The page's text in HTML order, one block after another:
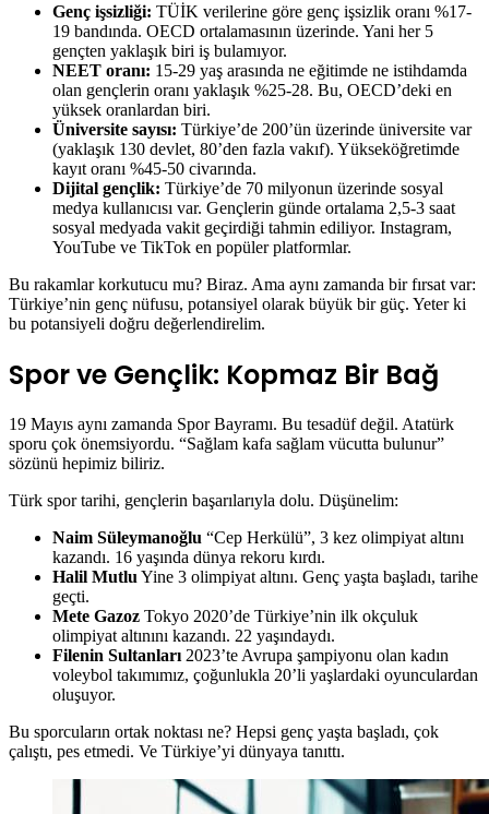
Genç işsizliği: TÜİK verilerine göre genç işsizlik oranı %17-
19 bandında. OECD ortalamasının üzerinde. Yani her 5
gençten yaklaşık biri iş bulamıyor.
NEET oranı: 15-29 yaş arasında ne eğitimde ne istihdamda
olan gençlerin oranı yaklaşık %25-28. Bu, OECD’deki en
yüksek oranlardan biri.
Üniversite sayısı: Türkiye’de 200’ün üzerinde üniversite var
(yaklaşık 130 devlet, 80’den fazla vakıf). Yükseköğretimde
kayıt oranı %45-50 civarında.
Dijital gençlik: Türkiye’de 70 milyonun üzerinde sosyal
medya kullanıcısı var. Gençlerin günde ortalama 2,5-3 saat
sosyal medyada vakit geçirdiği tahmin ediliyor. Instagram,
YouTube ve TikTok en popüler platformlar.
Bu rakamlar korkutucu mu? Biraz. Ama aynı zamanda bir fırsat var:
Türkiye’nin genç nüfusu, potansiyel olarak büyük bir güç. Yeter ki
bu potansiyeli doğru değerlendirelim.
Spor ve Gençlik: Kopmaz Bir Bağ
19 Mayıs aynı zamanda Spor Bayramı. Bu tesadüf değil. Atatürk
sporu çok önemsiyordu. “Sağlam kafa sağlam vücutta bulunur”
sözünü hepimiz biliriz.
Türk spor tarihi, gençlerin başarılarıyla dolu. Düşünelim:
Naim Süleymanoğlu “Cep Herkülü”, 3 kez olimpiyat altını
kazandı. 16 yaşında dünya rekoru kırdı.
Halil MutluYine 3 olimpiyat altını. Genç yaşta başladı, tarihe
geçti.
Mete Gazoz Tokyo 2020’de Türkiye’nin ilk okçuluk
olimpiyat altınını kazandı. 22 yaşındaydı.
Filenin Sultanları2023’te Avrupa şampiyonu olan kadın
voleybol takımımız, çoğunlukla 20’li yaşlardaki oyunculardan
oluşuyor.
Bu sporcuların ortak noktası ne? Hepsi genç yaşta başladı, çok
çalıştı, pes etmedi. Ve Türkiye’yi dünyaya tanıttı.